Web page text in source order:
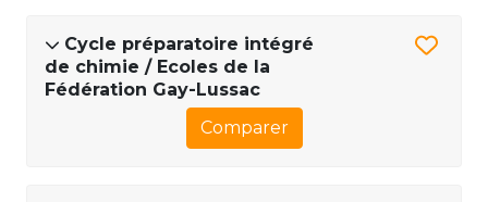
Cycle préparatoire intégré
de chimie / Ecoles de la
Fédération Gay-Lussac
Comparer